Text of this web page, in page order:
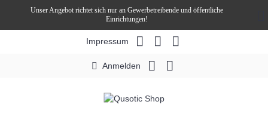
Unser Angebot richtet sich nur an Gewerbetreibende und öffentliche
Einrichtungen!
Impressum
Anmelden